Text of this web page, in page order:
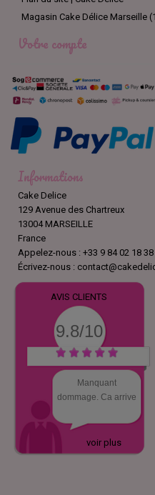
Magasin Cake Délice Marseille
Votre compte
Informations
Cake Delice
129 Avenue des Chartreux
13004 MARSEILLE
France
Appelez-nous : +33 9 84 02 18 38
Écrivez-nous :
AVIS CLIENTS
9.8/10
Manquant
dommage. Ca arrive
voir plus